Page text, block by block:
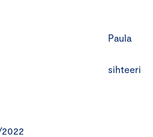
Paula
sihteeri